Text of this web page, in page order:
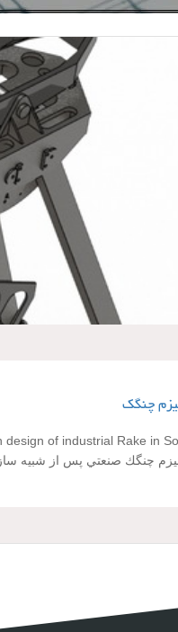
چنگک
design of industrial Rake in
چنگك صنعتي پس از شبيه